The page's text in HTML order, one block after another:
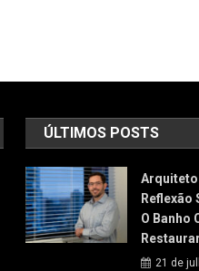
ÚLTIMOS POSTS
Arquiteto
Reflexão
O Banho
21 de